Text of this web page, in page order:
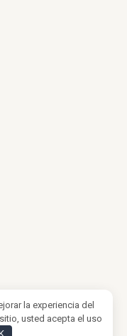
la experiencia del
usted acepta el uso